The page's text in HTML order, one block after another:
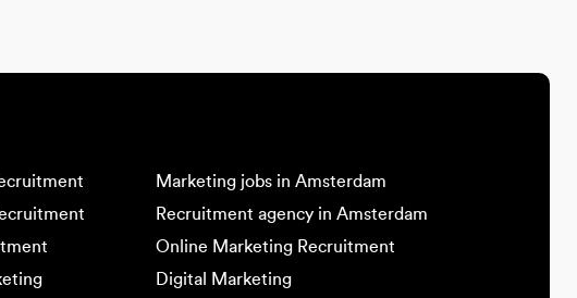
Marketing jobs in Amsterdam
Recruitment agency in Amsterdam
Online Marketing Recruitment
Digital Marketing